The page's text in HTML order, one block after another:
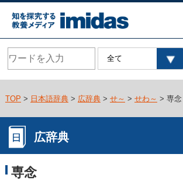
TOP > 日本語辞典> 広辞典> せ～ > せわ～ > 専念
広辞典
専念